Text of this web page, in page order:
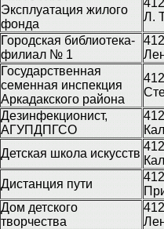
Эксплуатация жилого
фонда
Л.
Городская библиотека-
филиал № 1
Государственная
семенная инспекция
Аркадакского района
Дезинфекционист,
АГУПДПГСО
Детская школа искусств
Дистанция пути
Дом детского
творчества